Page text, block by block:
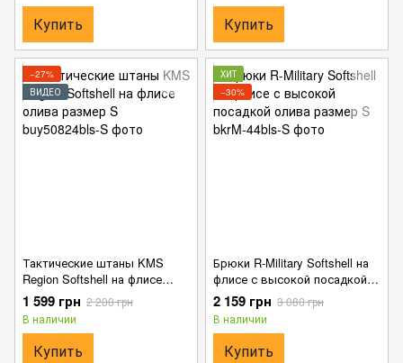
Купить Купить
−27%
ВИДЕО
Тактические штаны KMS
Region Softshell на флисе
олива размер S
1 599 грн 2 200 грн
В наличии
Купить
ХИТ
−30%
Брюки R-Military Softshell на
флисе с высокой посадкой
олива размер S
2 159 грн 3 080 грн
В наличии
Купить